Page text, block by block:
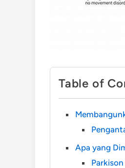
Table of
Apa yang